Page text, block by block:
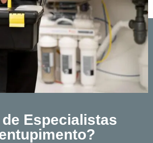
Especialistas